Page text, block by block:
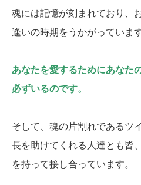
魂には記憶が刻まれており、
逢いの時期をうかがっています
あなたを愛するためにあなた
必ずいるのです。
そして、魂の片割れであるツ
長を助けてくれる人達とも皆
を持って接し合っています。